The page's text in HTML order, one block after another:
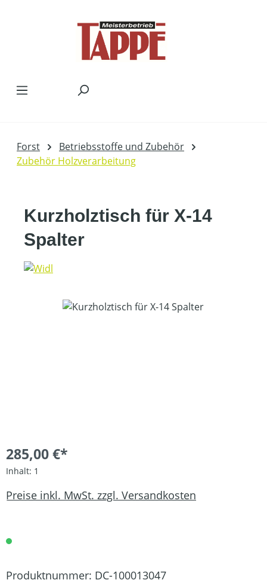
Forst
Betriebsstoffe und Zubehör
Zubehör Holzverarbeitung
Kurzholztisch für X-14
Spalter
Bildergalerie überspringen
285,00 €*
Inhalt: 1
Preise inkl. MwSt. zzgl. Versandkosten
Produktnummer: DC-100013047